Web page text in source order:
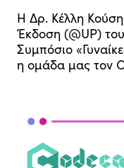
Η Δρ. Κέλλη
Έκδοση (@UP)
Συμπόσιο
η ομάδα μας τον